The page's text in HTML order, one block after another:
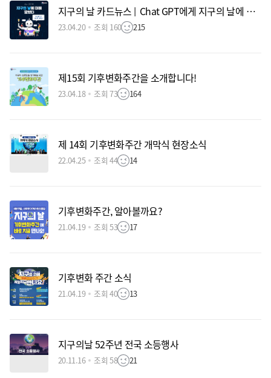
지구의 날 카드뉴스 | Chat GPT에게 지구의 날에 대해 물었다.
23.04.20 조회 160 215
제15회 기후변화주간을 소개합니다!
23.04.18 조회 73 164
제 14회 기후변화주간 개막식 현장소식
22.04.25 조회 44 14
기후변화주간, 알아볼까요?
21.04.19 조회 53 17
기후변화 주간 소식
21.04.19 조회 40 13
지구의날 52주년 전국 소등행사
20.11.16 조회 58 21